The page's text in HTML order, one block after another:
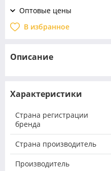
Оптовые цены
В избранное
Описание
Характеристики
Страна регистрации
бренда
Страна производитель
Производитель